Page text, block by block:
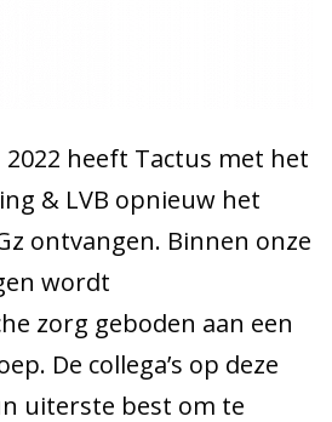
heeft Tactus met het
& LVB opnieuw het
ontvangen. Binnen onze
wordt
zorg geboden aan een
De collega’s op deze
uiterste best om te